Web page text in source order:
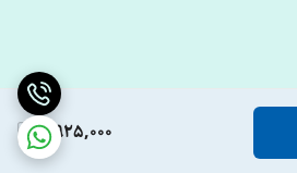
4,925,000